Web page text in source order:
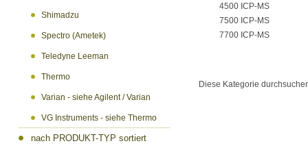
Shimadzu
Spectro (Ametek)
Teledyne Leeman
Thermo
Varian - siehe Agilent / Varian
VG Instruments - siehe Thermo
nach PRODUKT-TYP sortiert
4500 ICP-MS
7500 ICP-MS
7700 ICP-MS
Diese Kategorie